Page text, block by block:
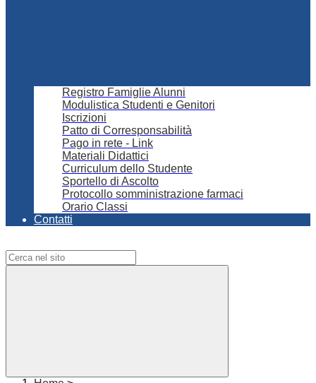
Registro Famiglie Alunni
Modulistica Studenti e Genitori
Iscrizioni
Patto di Corresponsabilità
Pago in rete - Link
Materiali Didattici
Curriculum dello Studente
Sportello di Ascolto
Protocollo somministrazione farmaci
Orario Classi
Contatti